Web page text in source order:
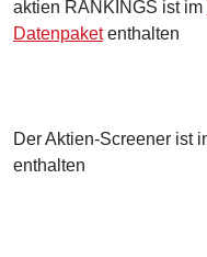
aktien RANKINGS ist im
Datenpaketenthalten
Der Aktien-Screener ist
enthalten